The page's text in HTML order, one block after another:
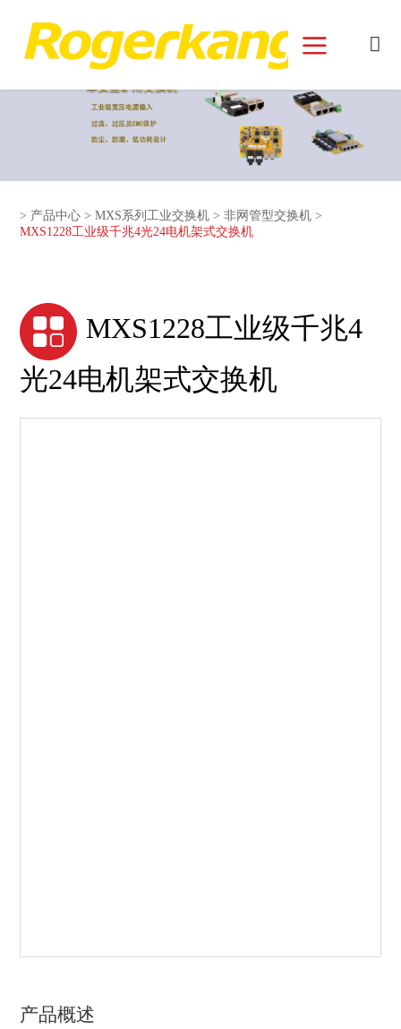
> 产品中心 >MXS系列工业交换机 >非网管型交换机 >
MXS1228工业级千兆4光24电机架式交换机
MXS1228工业级千兆4
光24电机架式交换机
产品概述